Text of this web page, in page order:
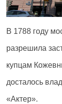
В 1788 году
разрешила
купцам
досталось
«Актер».